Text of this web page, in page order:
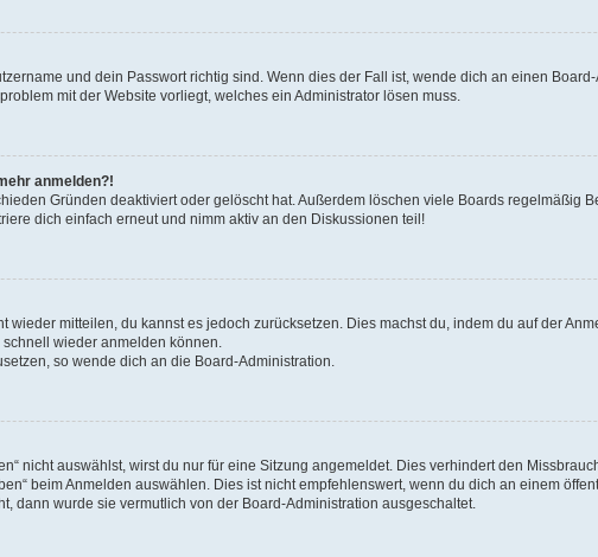
und dein Passwort richtig sind. Wenn dies der Fall ist, wende dich an einen
mit der Website vorliegt, welches ein Administrator lösen muss.
anmelden?!
Gründen deaktiviert oder gelöscht hat. Außerdem löschen viele Boards regelmäßig
dich einfach erneut und nimm aktiv an den Diskussionen teil!
mitteilen, du kannst es jedoch zurücksetzen. Dies machst du, indem du auf der
wieder anmelden können.
so wende dich an die Board-Administration.
nicht auswählst, wirst du nur für eine Sitzung angemeldet. Dies verhindert den
beim Anmelden auswählen. Dies ist nicht empfehlenswert, wenn du dich an einem
dann wurde sie vermutlich von der Board-Administration ausgeschaltet.